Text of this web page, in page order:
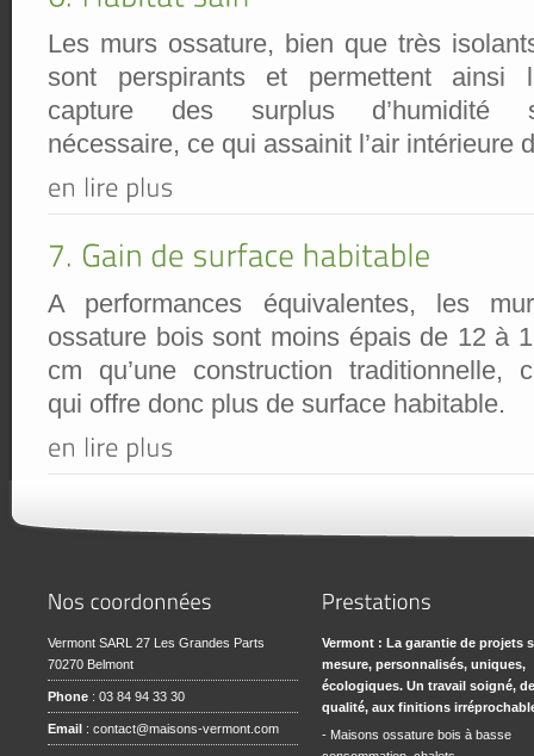
Les murs ossature, bien que très
sont perspirants et permettent ainsi
capture des surplus d’humidité
nécessaire, ce qui assainit l’air intérieure
A performances équivalentes, les
ossature bois sont moins épais de 12 à
cm qu’une construction traditionnelle,
qui offre donc plus de surface habitable.
Vermont SARL 27 Les Grandes Parts
70270 Belmont
Phone : 03 84 94 33 30
Email : contact@maisons-vermont.com
Vermont : La garantie de projets
mesure, personnalisés, uniques,
écologiques. Un travail soigné, de
qualité, aux finitions
- Maisons ossature bois à basse